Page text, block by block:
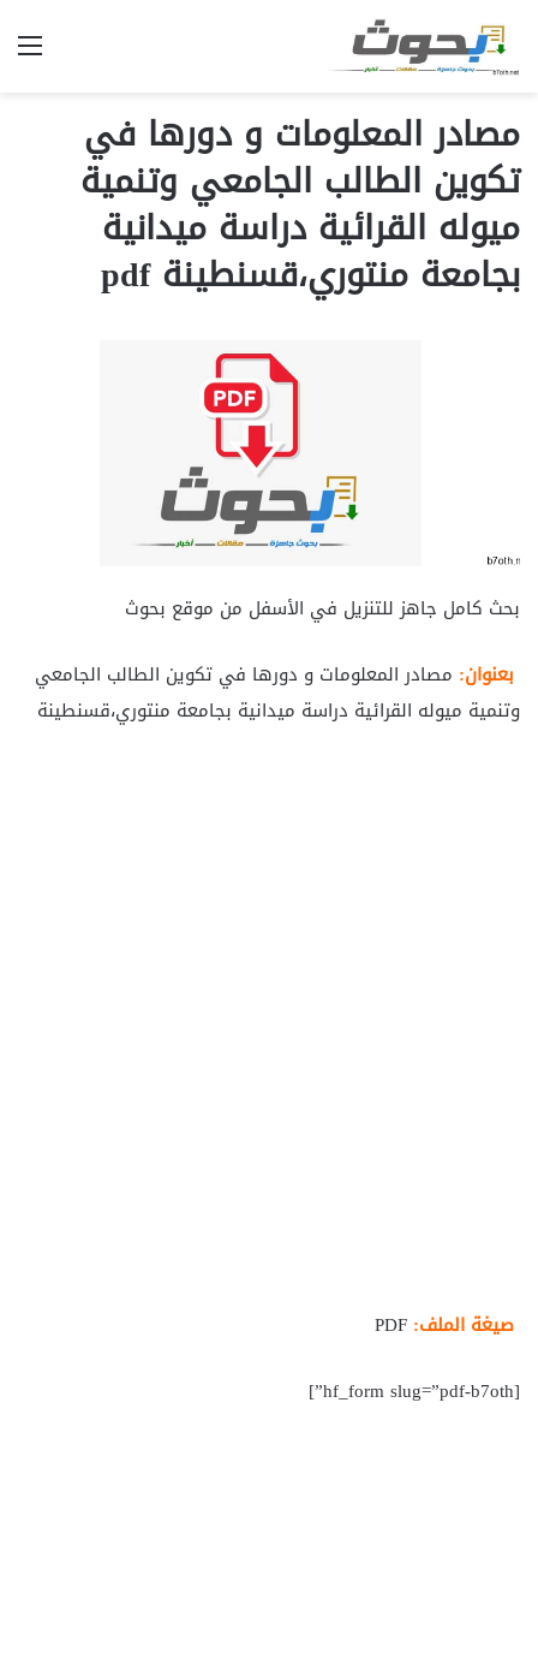
مصادر المعلومات و دورها في
تكوين الطالب الجامعي وتنمية
ميوله القرائية دراسة ميدانية
بجامعة منتوري،قسنطينة pdf
بحث كامل جاهز للتنزيل في الأسفل من موقع بحوث
بعنوان: مصادر المعلومات و دورها في تكوين الطالب الجامعي
وتنمية ميوله القرائية دراسة ميدانية بجامعة منتوري،قسنطينة
صيغة الملف:
[hf_form slug=”pdf-b7oth”]